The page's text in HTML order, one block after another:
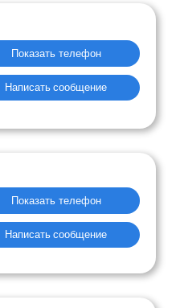
Показать телефон
Написать сообщение
Показать телефон
Написать сообщение